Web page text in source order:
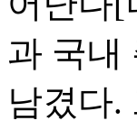
과 국내
남겼다.